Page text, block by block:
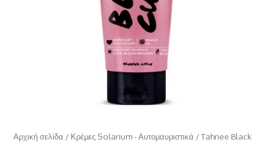
Αρχική σελίδα / Κρέμες Solarium - Αυτομαυριστικά / Tahnee Black